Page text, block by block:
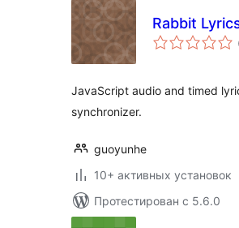
Rabbit
JavaScript audio and timed
synchronizer.
guoyunhe
10+ активных установок
Протестирован с 5.6.0